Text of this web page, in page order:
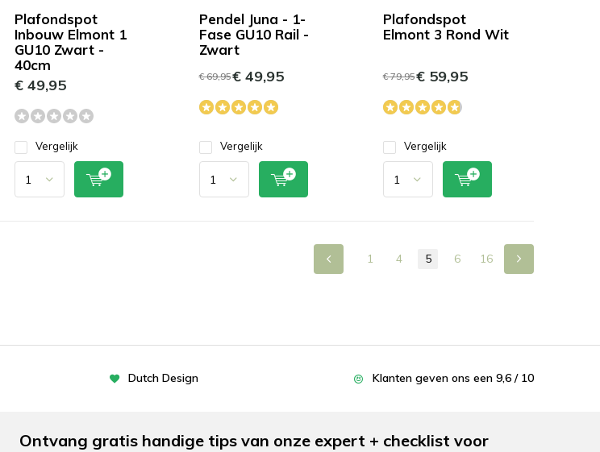
Plafondspot
Inbouw Elmont 1
GU10 Zwart -
40cm
€ 49,95
Vergelijk
Pendel Juna - 1-
Fase GU10 Rail -
Zwart
€ 69,95€ 49,95
Vergelijk
Plafondspot
Elmont 3 Rond Wit
€ 79,95€ 59,95
Vergelijk
1 4 5 6 16
Dutch Design Klanten geven ons een 9,6 / 10
Ontvang gratis handige tips van onze expert + checklist voor